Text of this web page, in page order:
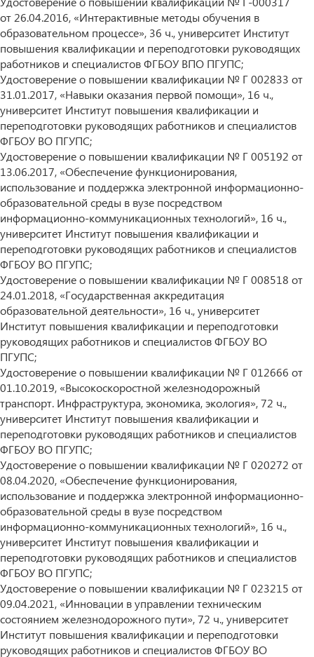
от 26.04.2016, «Интерактивные методы обучения в
образовательном процессе», 36 ч., университет Институт
повышения квалификации и переподготовки руководящих
работников и специалистов ФГБОУ ВПО ПГУПС;
Удостоверение о повышении квалификации № Г 002833 от
31.01.2017, «Навыки оказания первой помощи», 16 ч.,
университет Институт повышения квалификации и
переподготовки руководящих работников и специалистов
ФГБОУ ВО ПГУПС;
Удостоверение о повышении квалификации № Г 005192 от
13.06.2017, «Обеспечение функционирования,
использование и поддержка электронной информационно-
образовательной среды в вузе посредством
информационно-коммуникационных технологий», 16 ч.,
университет Институт повышения квалификации и
переподготовки руководящих работников и специалистов
ФГБОУ ВО ПГУПС;
Удостоверение о повышении квалификации № Г 008518 от
24.01.2018, «Государственная аккредитация
образовательной деятельности», 16 ч., университет
Институт повышения квалификации и переподготовки
руководящих работников и специалистов ФГБОУ ВО
ПГУПС;
Удостоверение о повышении квалификации № Г 012666 от
01.10.2019, «Высокоскоростной железнодорожный
транспорт. Инфраструктура, экономика, экология», 72 ч.,
университет Институт повышения квалификации и
переподготовки руководящих работников и специалистов
ФГБОУ ВО ПГУПС;
Удостоверение о повышении квалификации № Г 020272 от
08.04.2020, «Обеспечение функционирования,
использование и поддержка электронной информационно-
образовательной среды в вузе посредством
информационно-коммуникационных технологий», 16 ч.,
университет Институт повышения квалификации и
переподготовки руководящих работников и специалистов
ФГБОУ ВО ПГУПС;
Удостоверение о повышении квалификации № Г 023215 от
09.04.2021, «Инновации в управлении техническим
состоянием железнодорожного пути», 72 ч., университет
Институт повышения квалификации и переподготовки
руководящих работников и специалистов ФГБОУ ВО